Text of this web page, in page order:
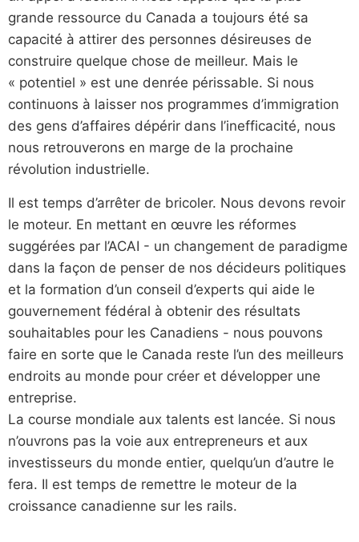
grande ressource du Canada a toujours été sa
capacité à attirer des personnes désireuses de
construire quelque chose de meilleur. Mais le
« potentiel » est une denrée périssable. Si nous
continuons à laisser nos programmes d’immigration
des gens d’affaires dépérir dans l’inefficacité, nous
nous retrouverons en marge de la prochaine
révolution industrielle.
Il est temps d’arrêter de bricoler. Nous devons revoir
le moteur. En mettant en œuvre les réformes
suggérées par l’ACAI - un changement de paradigme
dans la façon de penser de nos décideurs politiques
et la formation d’un conseil d’experts qui aide le
gouvernement fédéral à obtenir des résultats
souhaitables pour les Canadiens - nous pouvons
faire en sorte que le Canada reste l’un des meilleurs
endroits au monde pour créer et développer une
entreprise.
La course mondiale aux talents est lancée. Si nous
n’ouvrons pas la voie aux entrepreneurs et aux
investisseurs du monde entier, quelqu’un d’autre le
fera. Il est temps de remettre le moteur de la
croissance canadienne sur les rails.